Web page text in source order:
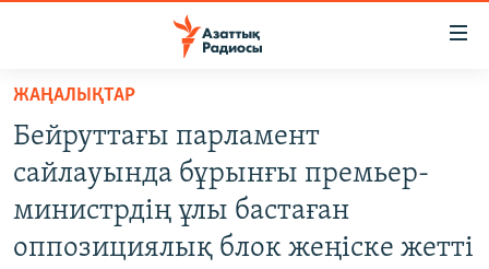
Skip
main
content
to
main
САЯСАТ
AZATTYQTV
ЖАҢАЛЫҚТАР
Бейруттағы парламент
сайлауында бұрынғы премьер-
министрдің ұлы бастаған
оппозициялық блок жеңіске жетті